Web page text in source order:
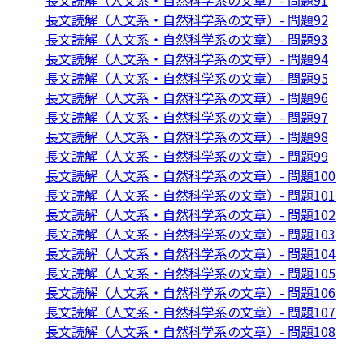
長文読解（人文系・自然科学系の文章）- 問題92
長文読解（人文系・自然科学系の文章）- 問題93
長文読解（人文系・自然科学系の文章）- 問題94
長文読解（人文系・自然科学系の文章）- 問題95
長文読解（人文系・自然科学系の文章）- 問題96
長文読解（人文系・自然科学系の文章）- 問題97
長文読解（人文系・自然科学系の文章）- 問題98
長文読解（人文系・自然科学系の文章）- 問題99
長文読解（人文系・自然科学系の文章）- 問題100
長文読解（人文系・自然科学系の文章）- 問題101
長文読解（人文系・自然科学系の文章）- 問題102
長文読解（人文系・自然科学系の文章）- 問題103
長文読解（人文系・自然科学系の文章）- 問題104
長文読解（人文系・自然科学系の文章）- 問題105
長文読解（人文系・自然科学系の文章）- 問題106
長文読解（人文系・自然科学系の文章）- 問題107
長文読解（人文系・自然科学系の文章）- 問題108